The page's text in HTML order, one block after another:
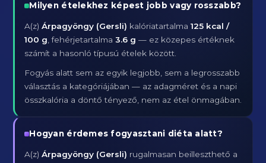
Milyen ételekhez képest jobb vagy rosszabb?
A(z)Árpagyöngy (Gersli) kalóriatartalma125 kcal /
100 g , fehérjetartalma3.6 g — ez közepes értéknek
számít a hasonló típusú ételek között.
Fogyás alatt sem az egyik legjobb, sem a legrosszabb
választás a kategóriájában — az adagméret és a napi
összkalória a döntő tényező, nem az étel önmagában.
Hogyan érdemes fogyasztani diéta alatt?
A(z)Árpagyöngy (Gersli) rugalmasan beilleszthető a